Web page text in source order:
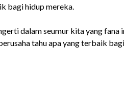
bagi hidup mereka.
dalam seumur kita yang fana
tahu apa yang terbaik